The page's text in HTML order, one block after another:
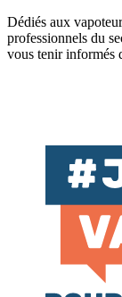
Dédiés aux
professionnels du
vous tenir informés